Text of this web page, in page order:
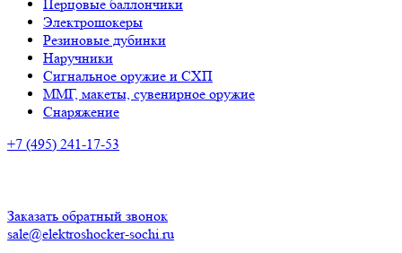
Перцовые баллончики
Электрошокеры
Резиновые дубинки
Наручники
Сигнальное оружие и СХП
ММГ, макеты, сувенирное оружие
Снаряжение
+7 (495) 241-17-53
Заказать обратный звонок
sale@elektroshocker-sochi.ru